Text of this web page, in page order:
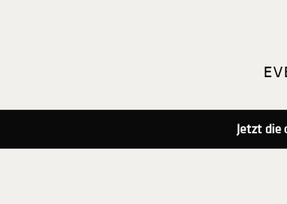
Jetzt die